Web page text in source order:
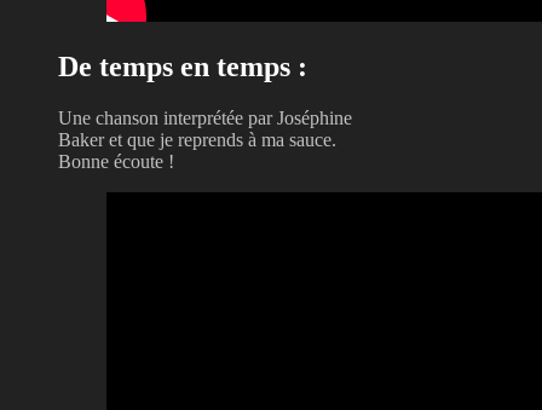
De temps en temps :
Une chanson interprétée par Joséphine
Baker et que je reprends à ma sauce.
Bonne écoute !